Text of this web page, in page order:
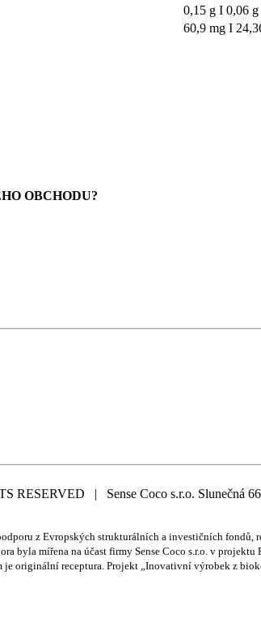
0,15 g I 0,06 g
60,9 mg I
OBCHODU?
| Sense Coco s.r.o. Slunečná
z Evropských strukturálních a investičních
byla mířena na účast firmy Sense Coco s.r.o. v
je originální receptura. Projekt „Inovativní výrobek z